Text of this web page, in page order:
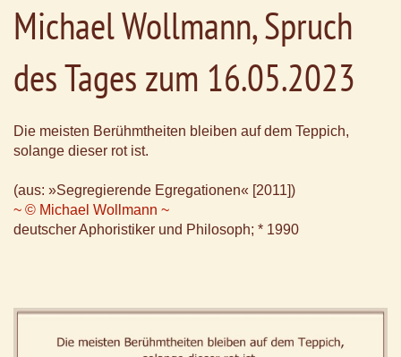
Michael Wollmann, Spruch
des Tages zum 16.05.2023
Die meisten Berühmtheiten bleiben auf dem Teppich,
solange dieser rot ist.
(aus: »Segregierende Egregationen« [2011])
~ © Michael Wollmann ~
deutscher Aphoristiker und Philosoph; * 1990